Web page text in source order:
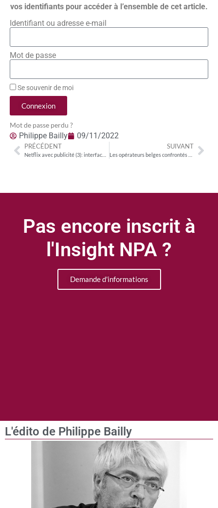
vos identifiants pour accéder à l’ensemble de cet article.
Identifiant ou adresse e-mail
Mot de passe
Se souvenir de moi
Connexion
Mot de passe perdu ?
Philippe Bailly 09/11/2022
PRÉCÉDENT SUIVANT
Pas encore inscrit à
l'Insight NPA ?
Demande d'informations
L'édito de Philippe Bailly